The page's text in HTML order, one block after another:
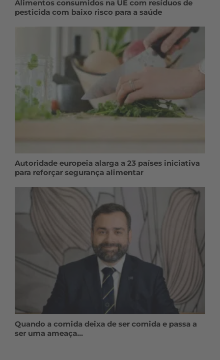
Alimentos consumidos na UE com resíduos de
pesticida com baixo risco para a saúde
Autoridade europeia alarga a 23 países iniciativa
para reforçar segurança alimentar
Quando a comida deixa de ser comida e passa a
ser uma ameaça…